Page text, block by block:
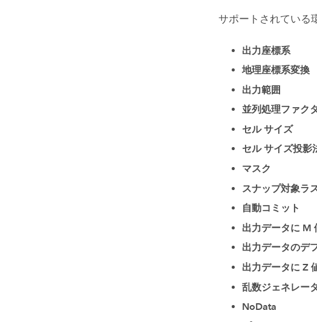
サポートされている
出力座標系
地理座標系変換
出力範囲
並列処理ファク
セル サイズ
セル サイズ投影
マスク
スナップ対象ラ
自動コミット
出力データに M
出力データのデ
出力データに Z
乱数ジェネレー
NoData